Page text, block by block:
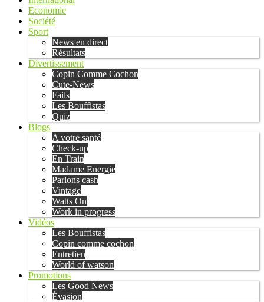
Economie
Société
Sport
News en direct
Résultats
Divertissement
Copin Comme Cochon
Cute-News
Fails
Les Bouffistas
Quiz
Blogs
A votre santé
Check-up
En Train
Madame Energie
Parlons cash
Vintage
Watts On
Work in progress
Vidéos
Les Bouffistas
Copin comme cochon
Entretien
World of watson
Promotions
Les Good News
Évasion